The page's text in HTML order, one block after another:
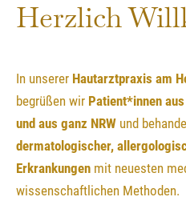
Herzlich
In unserer Hautarztpraxis am
begrüßen wirPatient*innen
und aus ganz NRWund
dermatologischer,
Erkrankungenmit neuesten
wissenschaftlichen Methoden.